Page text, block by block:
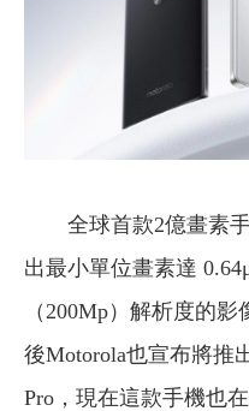
全球首款2億畫素
出最小單位畫素達
（200Mp）解析度的
後Motorola也宣布將推
Pro，現在這款手機也